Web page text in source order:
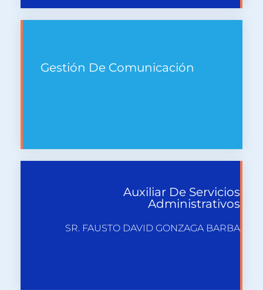
Gestión De Comunicación
Auxiliar De Servicios
Administrativos
SR. FAUSTO DAVID GONZAGA BARBA